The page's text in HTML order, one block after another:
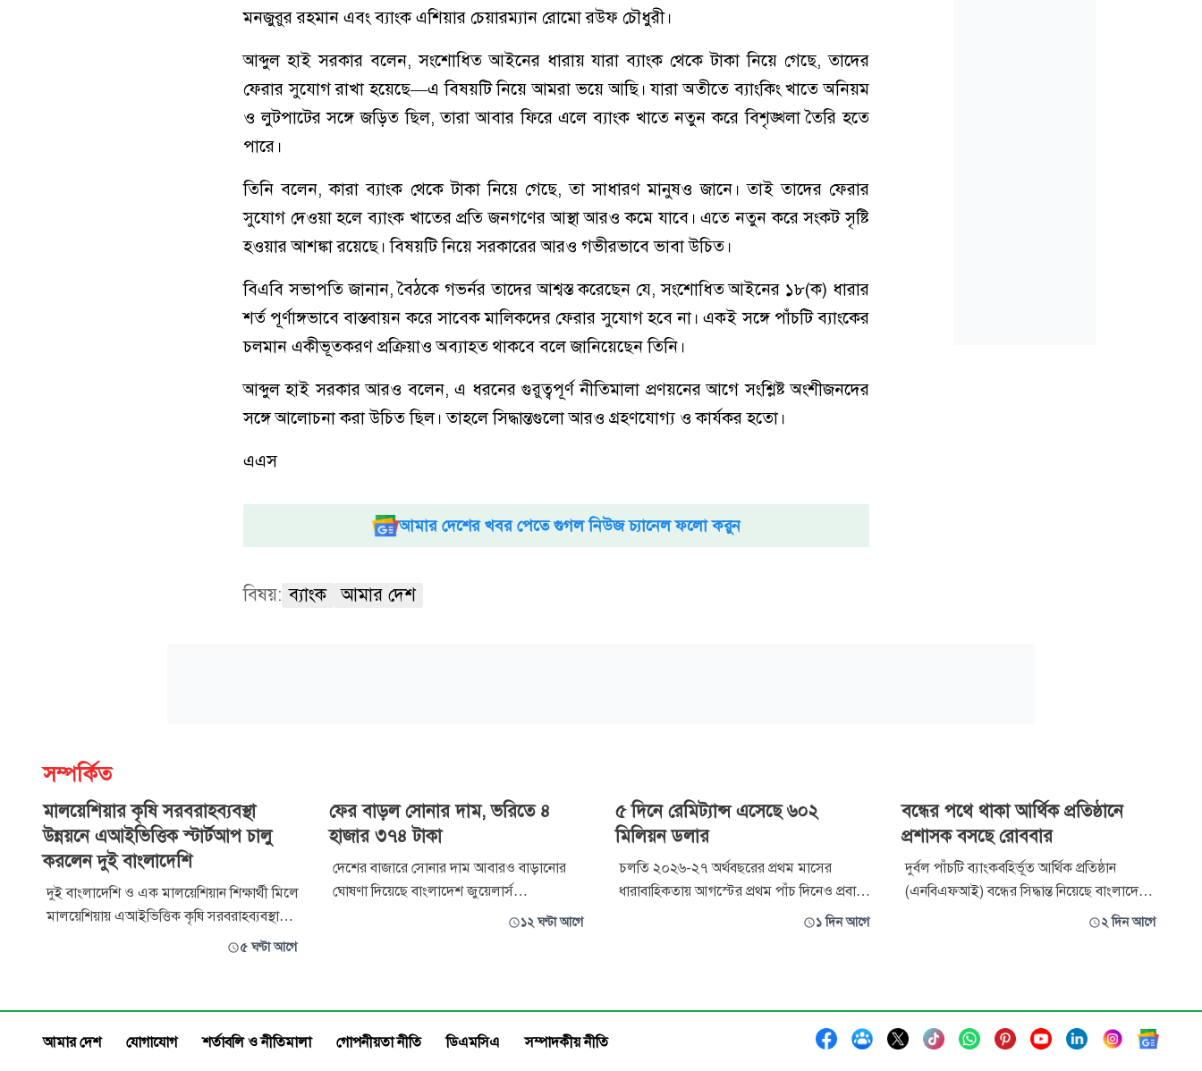
মনজুরুর রহমান এবং ব্যাংক এশিয়ার চেয়ারম্যান রোমো রউফ চৌধুরী।
আব্দুল হাই সরকার বলেন, সংশোধিত আইনের ধারায় যারা ব্যাংক থেকে টাকা নিয়ে গেছে, তাদের
ফেরার সুযোগ রাখা হয়েছে—এ বিষয়টি নিয়ে আমরা ভয়ে আছি। যারা অতীতে ব্যাংকিং খাতে অনিয়ম
ও লুটপাটের সঙ্গে জড়িত ছিল, তারা আবার ফিরে এলে ব্যাংক খাতে নতুন করে বিশৃঙ্খলা তৈরি হতে
পারে।
তিনি বলেন, কারা ব্যাংক থেকে টাকা নিয়ে গেছে, তা সাধারণ মানুষও জানে। তাই তাদের ফেরার
সুযোগ দেওয়া হলে ব্যাংক খাতের প্রতি জনগণের আস্থা আরও কমে যাবে। এতে নতুন করে সংকট সৃষ্টি
হওয়ার আশঙ্কা রয়েছে। বিষয়টি নিয়ে সরকারের আরও গভীরভাবে ভাবা উচিত।
বিএবি সভাপতি জানান, বৈঠকে গভর্নর তাদের আশ্বস্ত করেছেন যে, সংশোধিত আইনের ১৮(ক) ধারার
শর্ত পূর্ণাঙ্গভাবে বাস্তবায়ন করে সাবেক মালিকদের ফেরার সুযোগ হবে না। একই সঙ্গে পাঁচটি ব্যাংকের
চলমান একীভূতকরণ প্রক্রিয়াও অব্যাহত থাকবে বলে জানিয়েছেন তিনি।
আব্দুল হাই সরকার আরও বলেন, এ ধরনের গুরুত্বপূর্ণ নীতিমালা প্রণয়নের আগে সংশ্লিষ্ট অংশীজনদের
সঙ্গে আলোচনা করা উচিত ছিল। তাহলে সিদ্ধান্তগুলো আরও গ্রহণযোগ্য ও কার্যকর হতো।
এএস
আমার দেশের খবর পেতে গুগল নিউজ চ্যানেল ফলো করুন
বিষয়: ব্যাংক আমার দেশ
সম্পর্কিত
মালয়েশিয়ার কৃষি সরবরাহব্যবস্থা
উন্নয়নে এআইভিত্তিক স্টার্টআপ চালু
করলেন দুই বাংলাদেশি
দুই বাংলাদেশি ও এক মালয়েশিয়ান শিক্ষার্থী মিলে
মালয়েশিয়ায় এআইভিত্তিক কৃষি সরবরাহব্যবস্থা
(সাপ্লাই চেইন) স্টার্টআপ ‘ফ্রেশ মুভ’ চালু
দোকান, হোটেল ও রেস্তোরাঁর সঙ্গে যুক্ত করে
কৃষিপণ্য বিপণনকে আরও কার্যকর কর
৫ ঘণ্টা আগে
ফের বাড়ল সোনার দাম, ভরিতে ৪
হাজার ৩৭৪ টাকা
দেশের বাজারে সোনার দাম আবারও বাড়ানোর
ঘোষণা দিয়েছে বাংলাদেশ জুয়েলার্স
অ্যাসোসিয়েশন (বাজুস)। ভ্যাটসহ স্বর্ণালঙ্কারের
বাজুসের বিজ্ঞপ্তিতে জানানো হয়, শনিবার সকাল
১২ ঘণ্টা আগে
৫ দিনে রেমিট্যান্স এসেছে ৬০২
মিলিয়ন ডলার
চলতি ২০২৬-২৭ অর্থবছরের প্রথম মাসের
ধারাবাহিকতায় আগস্টের প্রথম পাঁচ দিনেও প্রবাসী
আয়ের ঊর্ধ্বমুখী ধারা অব্যাহত রয়েছে। এ সময়
সর্বশেষ হালনাগাদ তথ্যে এ কথা জানানো
১ দিন আগে
বন্ধের পথে থাকা আর্থিক প্রতিষ্ঠানে
প্রশাসক বসছে রোববার
দুর্বল পাঁচটি ব্যাংকবহির্ভূত আর্থিক প্রতিষ্ঠান
(এনবিএফআই) বন্ধের সিদ্ধান্ত নিয়েছে বাংলাদেশ
ব্যাংক। এ লক্ষ্যে আগামী রোববার এসব প্রতিষ্ঠানে
পরিচালকদের (এমডি)
২ দিন আগে
আমার দেশ যোগাযোগ শর্তাবলি ও নীতিমালা গোপনীয়তা নীতি ডিএমসিএ সম্পাদকীয় নীতি